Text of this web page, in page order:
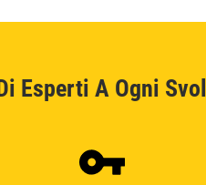
Esperti A Ogni